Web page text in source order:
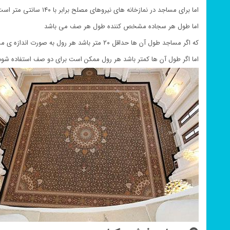
اما برای مساجد در نمازخانه های نیروهای مصلح برابر با ۱۴۰ سانتی متر است
اما طول هر سجاده مشخص کننده طول هر صف می باشد
که اگر مساجد طول آن ها حداقل ۲۰ متر باشد هر رول به صورت اندازه ی مشخص هر رول بافته می شود
اما اگر طول آن ها کمتر باشد هر رول ممکن است برای دو صف استفاده